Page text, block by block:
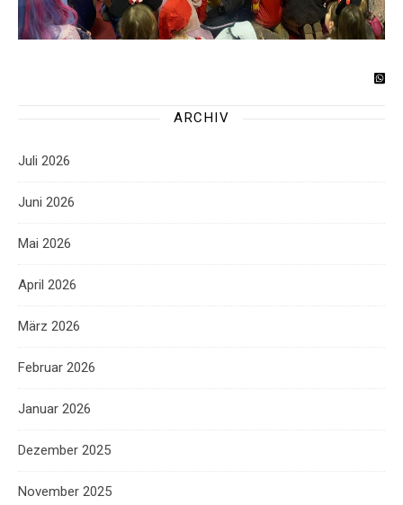
ARCHIV
Juli 2026
Juni 2026
Mai 2026
April 2026
März 2026
Februar 2026
Januar 2026
Dezember 2025
November 2025